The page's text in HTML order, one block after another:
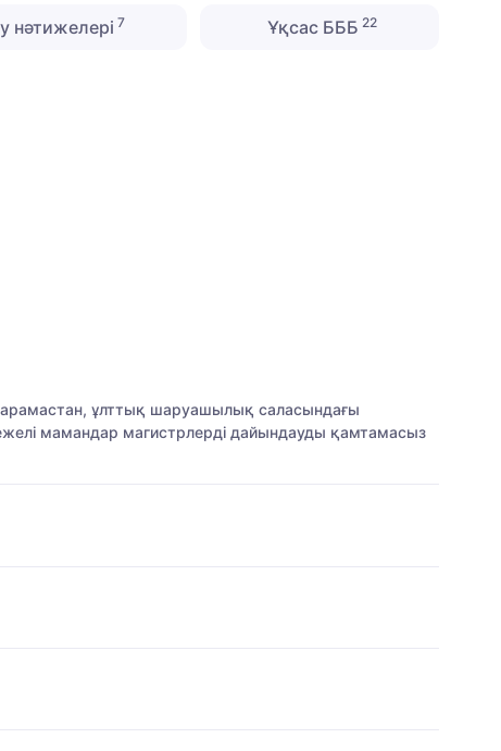
нәтижелері 7 Ұқсас БББ 22
ұлттық шаруашылық саласындағы
мамандар магистрлерді дайындауды қамтамасыз